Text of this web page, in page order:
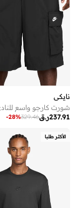
نايكي
شورت كارجو واسع
ر.ق237.91
329.46
-28%
الأكثر طلبا